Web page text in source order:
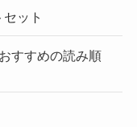
ット
すすめの読み順